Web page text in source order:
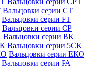
Вальцовки серии СТ
Вальцовки серии РТ
Вальцовки серии СР
Вальцовки серии ВК
Вальцовки серии 5СК
Вальцовки серии ЕКО
Вальцовки серии РА